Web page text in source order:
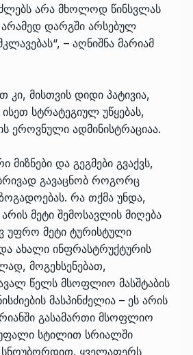
არა მხოლოდ წინსვლას
არამედ დარგში არსებულ
– აღნიშნა მარიამ
კი, მისთვის დიდი პატივია,
სტრატეგიულ უწყებას,
ეროვნული ადმინისტრაციაა.
მიზნები და გეგმები გვაქვს,
გავაცნობ როგორც
რა თქმა უნდა,
მეტი შემოსავლის მიღება
უფრო მეტი ტურისტული
ახალი ინფრასტრუქტურის
მოგეხსენებათ,
წელს მსოფლიო მასშტაბის
მასპინძელია – ეს არის
გასამართი მსოფლიო
სტილით სრიალში
ყველაფერს